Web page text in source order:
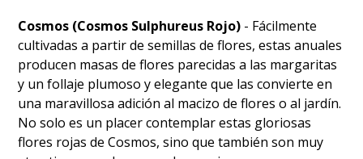
Cosmos (Cosmos Sulphureus Rojo) - Fácilmente
cultivadas a partir de semillas de flores, estas anuales
producen masas de flores parecidas a las margaritas
y un follaje plumoso y elegante que las convierte en
una maravillosa adición al macizo de flores o al jardín.
No solo es un placer contemplar estas gloriosas
flores rojas de Cosmos, sino que también son muy